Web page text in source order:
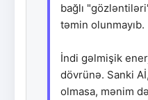
bağlı
təmin olunmayıb.
İndi gəlmişik
dövrünə. Sanki
olmasa, mənim